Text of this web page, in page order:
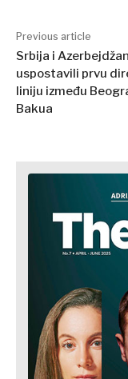
Previous article
Srbija i Azerbejdžan
uspostavili prvu
liniju između
Bakua